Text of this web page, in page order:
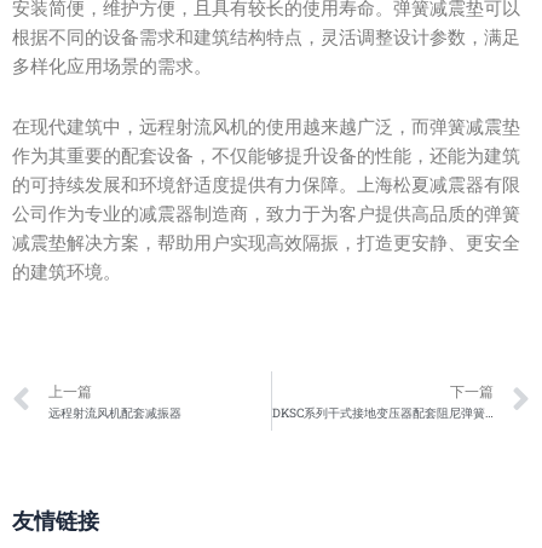
安装简便，维护方便，且具有较长的使用寿命。弹簧减震垫可以
根据不同的设备需求和建筑结构特点，灵活调整设计参数，满足
多样化应用场景的需求。
在现代建筑中，远程射流风机的使用越来越广泛，而弹簧减震垫
作为其重要的配套设备，不仅能够提升设备的性能，还能为建筑
的可持续发展和环境舒适度提供有力保障。上海松夏减震器有限
公司作为专业的减震器制造商，致力于为客户提供高品质的弹簧
减震垫解决方案，帮助用户实现高效隔振，打造更安静、更安全
的建筑环境。
Prev
上一篇
远程射流风机配套减振器
下一篇
DKSC系列干式接地变压器配套阻尼弹簧减振器
友情链接